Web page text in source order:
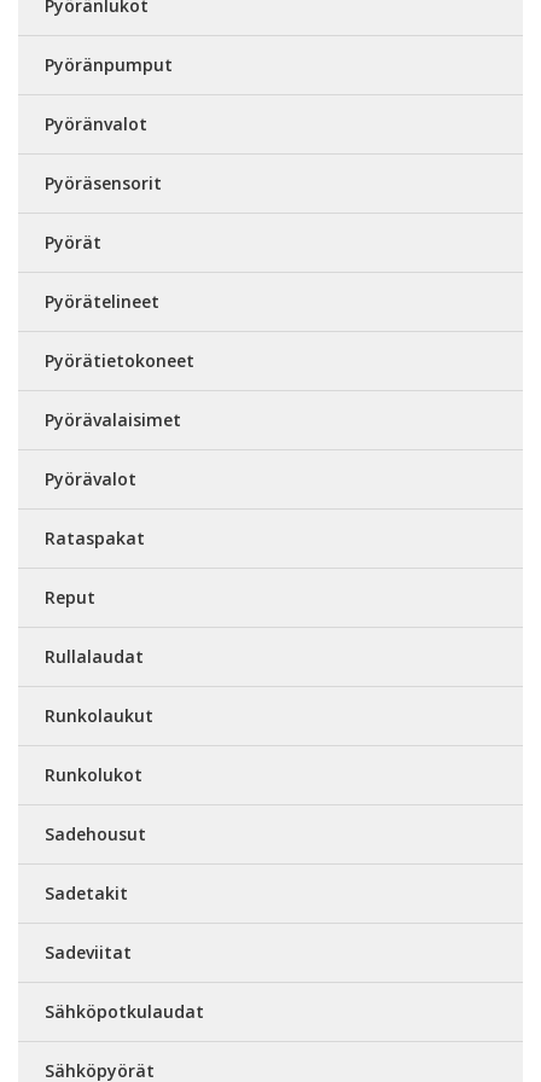
Pyöränlukot
Pyöränpumput
Pyöränvalot
Pyöräsensorit
Pyörät
Pyörätelineet
Pyörätietokoneet
Pyörävalaisimet
Pyörävalot
Rataspakat
Reput
Rullalaudat
Runkolaukut
Runkolukot
Sadehousut
Sadetakit
Sadeviitat
Sähköpotkulaudat
Sähköpyörät